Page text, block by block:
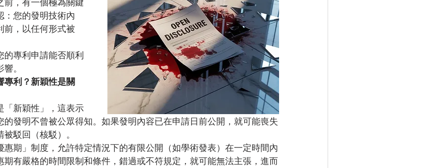
：您的發明技術內
前，以任何形式被
的專利申請能否順利
。
專利？新穎性是關
「新穎性」，這表示
的發明不曾被公眾得知。如果發明內容已在申請日前公開，就可能喪失
駁回（核駁）。
惠期」制度，允許特定情況下的有限公開（如學術發表）在一定時間內
期有嚴格的時間限制和條件，錯過或不符規定，就可能無法主張，進而